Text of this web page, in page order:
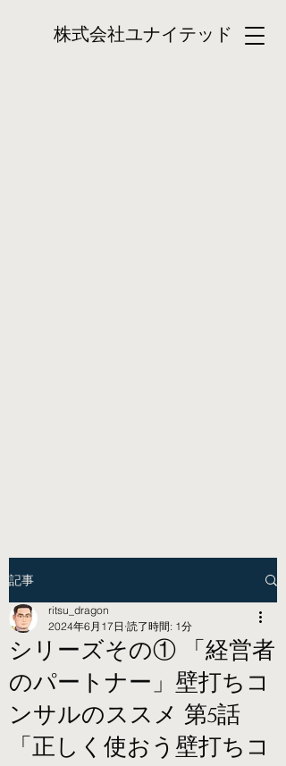
株式会社ユナイテッド
記事
シリーズその① 「経営者
のパートナー」壁打ちコ
ンサルのススメ 第5話
「正しく使おう壁打ちコ
ritsu_dragon
2024年6月17日 読了時間: 1分